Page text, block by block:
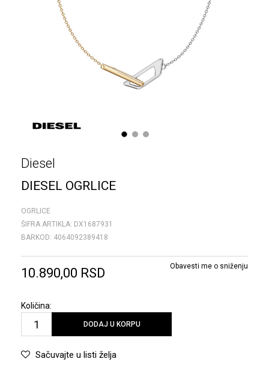
1 2 3
Diesel
DIESEL OGRLICE
OGRLICE
ŠIFRA ARTIKLA: DX1687931
BARKOD: 4064092389418
10.890,00 RSD Obavesti me o sniženju
Količina:
DODAJ U KORPU
Sačuvajte u listi želja